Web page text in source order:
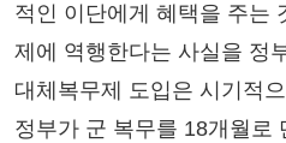
적인 이단에게 혜택을 주는
제에 역행한다는 사실을 정
대체복무제 도입은 시기적
정부가 군 복무를 18개월로